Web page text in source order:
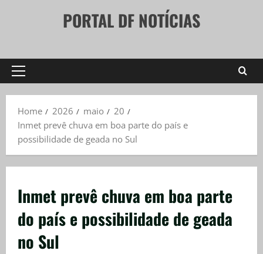
PORTAL DF NOTÍCIAS
Primary
Home
2026 maio
20
Inmet prevê chuva em boa parte do país e
possibilidade de geada no Sul
Inmet prevê chuva em boa parte
do país e possibilidade de geada
no Sul